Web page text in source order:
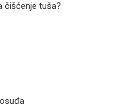
čišćenje tuša?